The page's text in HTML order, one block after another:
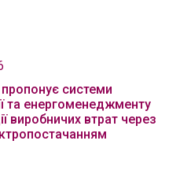
пропонує системи
та енергоменеджменту
виробничих втрат через